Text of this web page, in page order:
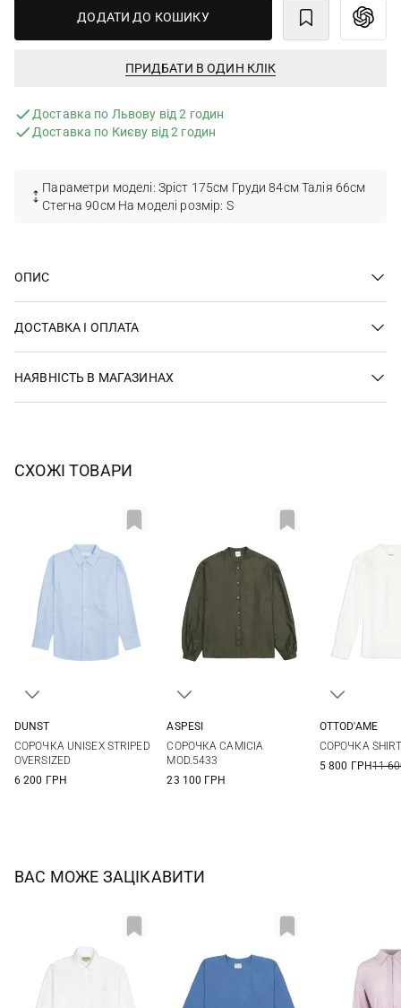
ДОДАТИ ДО КОШИКУ
ПРИДБАТИ В ОДИН КЛІК
Доставка по Львову від 2 годин
Доставка по Києву від 2 годин
Параметри моделі: Зріст 175см Груди 84см Талія 66см
Стегна 90см На моделі розмір: S
ОПИС
ДОСТАВКА І ОПЛАТА
НАЯВНІСТЬ В МАГАЗИНАХ
СХОЖІ ТОВАРИ
DUNST
СОРОЧКА UNISEX STRIPED
OVERSIZED
6 200 ГРН
ASPESI
СОРОЧКА CAMICIA
MOD.5433
23 100 ГРН
OTTOD'AME
СОРОЧКА
5 800 ГРН11
ВАС МОЖЕ ЗАЦІКАВИТИ